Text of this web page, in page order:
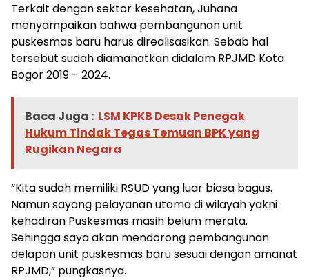
Terkait dengan sektor kesehatan, Juhana
menyampaikan bahwa pembangunan unit
puskesmas baru harus direalisasikan. Sebab hal
tersebut sudah diamanatkan didalam RPJMD Kota
Bogor 2019 – 2024.
Baca Juga : LSM KPKB Desak Penegak
Hukum Tindak Tegas Temuan BPK yang
Rugikan Negara
“Kita sudah memiliki RSUD yang luar biasa bagus.
Namun sayang pelayanan utama di wilayah yakni
kehadiran Puskesmas masih belum merata.
Sehingga saya akan mendorong pembangunan
delapan unit puskesmas baru sesuai dengan amanat
RPJMD,” pungkasnya.